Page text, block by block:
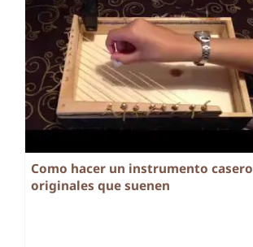
Como hacer un instrumento casero
originales que suenen